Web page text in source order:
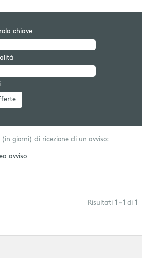
chiave
giorni) di ricezione di un avviso:
avviso
Risultati 1 – 1 di 1